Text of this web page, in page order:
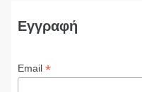
Εγγραφή
Email *